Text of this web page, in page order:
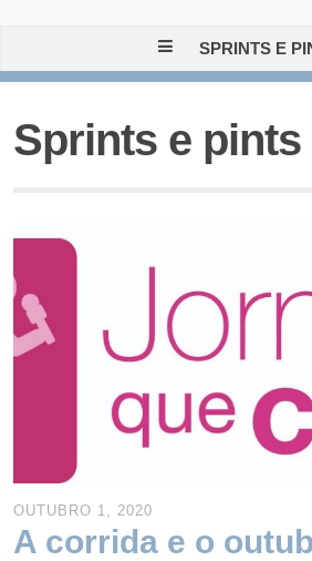
SPRINTS E
Sprints e pints
OUTUBRO 1, 2020
A corrida e o